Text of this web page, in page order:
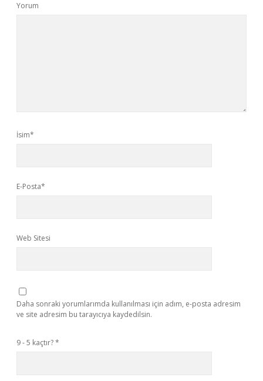
Yorum
İsim*
E-Posta*
Web Sitesi
Daha sonraki yorumlarımda kullanılması için adım, e-posta adresim
ve site adresim bu tarayıcıya kaydedilsin.
9 - 5 kaçtır?*